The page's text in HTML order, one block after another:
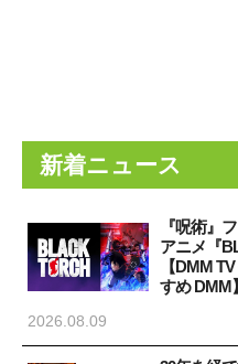
新着ニュース
『呪術』
アニメ『
【DMM
すめ DMM】
2026.08.09